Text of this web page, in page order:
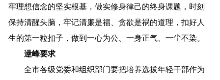
牢理想信念的坚实根基，做实修身律己的终身课题，时刻
保持清醒头脑，牢记清廉是福、贪欲是祸的道理，扣好人
生的第一粒扣子，做到一心为公、一身正气、一尘不染。
逯峰要求
全市各级党委和组织部门要把培养选拔年轻干部作为